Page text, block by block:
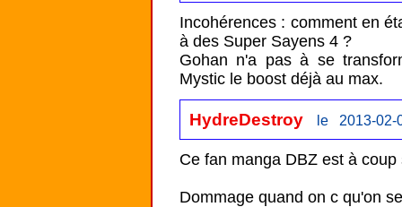
Incohérences : comment en
à des Super Sayens 4 ?
Gohan n'a pas à se
Mystic le boost déjà au max.
HydreDestroy le 2013-02-
Ce fan manga DBZ est à
Dommage quand on c qu'on